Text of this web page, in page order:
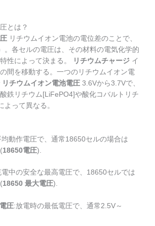
とは？
リチウムイオン電池の電位差のことで、
。各セルの電圧は、その材料の電気化学的
性によって決まる。
リチウムチャージ イ
間を移動する。一つのリチウムイオン電
リチウムイオン電池電圧 3.6Vから3.7Vで、
鉄リチウム[LiFePO4]や酸化コバルトリチ
よって異なる。
均動作電圧で、通常18650セルの場合は
18650電圧).
電中の安全な最高電圧で、18650セルでは
18650 最大電圧).
圧:放電時の最低電圧で、通常2.5V～